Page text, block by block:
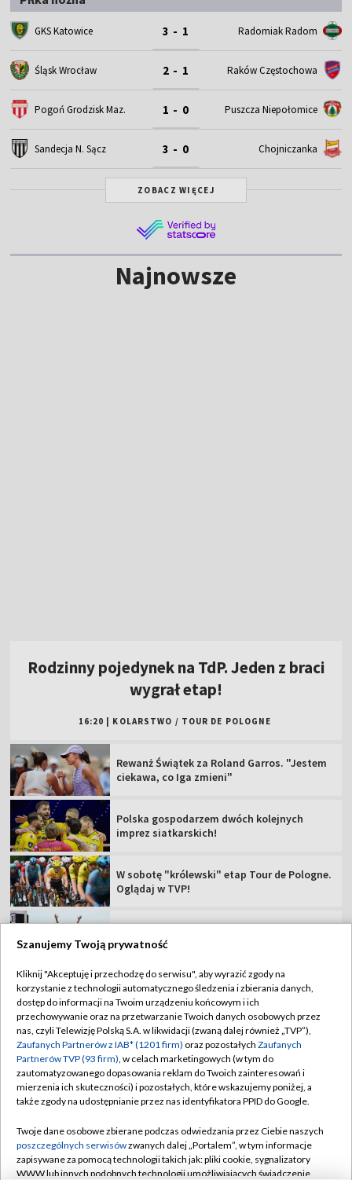
GKS Katowice 3 - 1 Radomiak Radom
Śląsk Wrocław 2 - 1 Raków Częstochowa
Pogoń Grodzisk Maz. 1 - 0 Puszcza Niepołomice
Sandecja N. Sącz 3 - 0 Chojniczanka
ZOBACZ WIĘCEJ
Najnowsze
Polska gospodarzem dwóch kolejnych
imprez siatkarskich!
W sobotę "królewski" etap Tour de Pologne.
Popis Polki na najsłynniejszej górze świata!
Rajdowe Samochodowe MP – 82. Rajd Polski
TVP
Abonament TVP
Sklep TVP
Biuro Reklamy
Oferta Handlowa
Emisja w TVP
Rada Programowa
Regulamin TVP
Polityka prywatności
Moje zgody
Biuro reklamy
Kanały
Szanujemy Twoją prywatność
Kliknij "Akceptuję i przechodzę do serwisu", aby wyrazić zgody na
korzystanie z technologii automatycznego śledzenia i zbierania danych,
dostęp do informacji na Twoim urządzeniu końcowym i ich
przechowywanie oraz na przetwarzanie Twoich danych osobowych przez
nas, czyli Telewizję Polską S.A. w likwidacji (zwaną dalej również „TVP”),
Zaufanych Partnerów z IAB* (1201 firm) oraz pozostałych Zaufanych
Partnerów TVP (93 firm), w celach marketingowych (w tym do
zautomatyzowanego dopasowania reklam do Twoich zainteresowań i
mierzenia ich skuteczności) i pozostałych, które wskazujemy poniżej, a
także zgody na udostępnianie przez nas identyfikatora PPID do Google.
Twoje dane osobowe zbierane podczas odwiedzania przez Ciebie naszych
poszczególnych serwisówzwanych dalej „Portalem”, w tym informacje
zapisywane za pomocą technologii takich jak: pliki cookie, sygnalizatory
WWW lub innych podobnych technologii umożliwiających świadczenie